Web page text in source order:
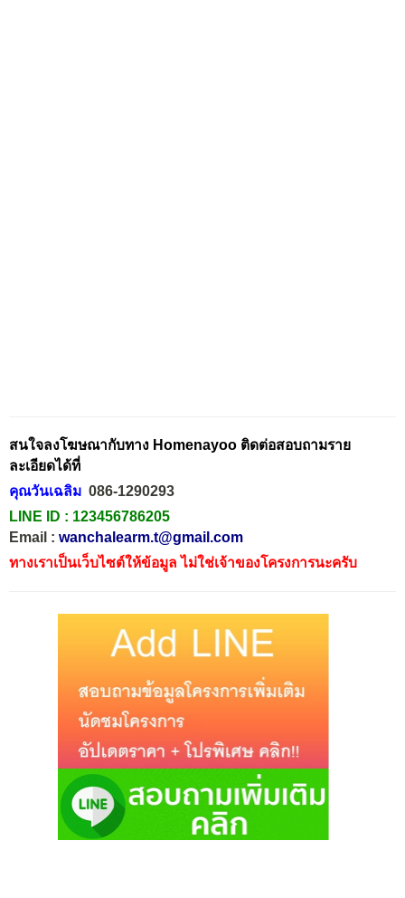
สนใจลงโฆษณากับทาง Homenayoo ติดต่อสอบถามราย
ละเอียดได้ที่
คุณวันเฉลิม 086-1290293
LINE ID : 123456786205
Email : wanchalearm.t@gmail.com
ทางเราเป็นเว็บไซต์ให้ข้อมูล ไม่ใช่เจ้าของโครงการนะครับ